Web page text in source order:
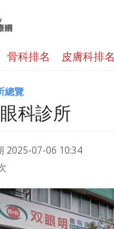
骨科排名 皮膚科排名
總覽
科診所
2025-07-06 10:34